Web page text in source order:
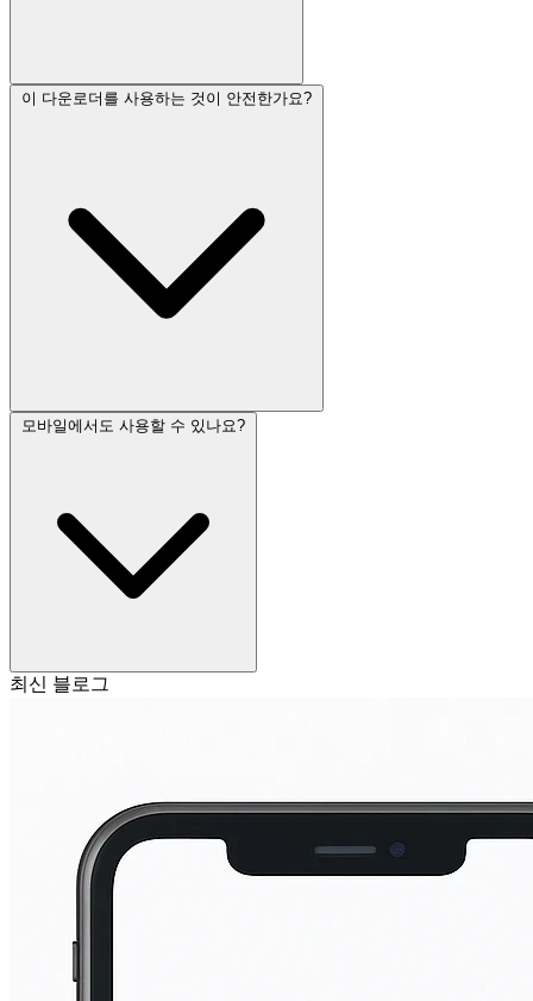
이 다운로더를 사용하는 것이 안전한가요?
모바일에서도 사용할 수 있나요?
최신 블로그